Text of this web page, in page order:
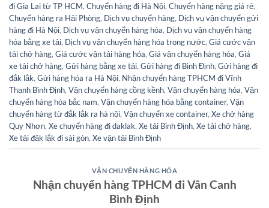
đi Gia Lai từ TP HCM, Chuyển hàng đi Hà Nội, Chuyển hàng nặng giá rẻ,
Chuyển hàng ra Hải Phòng, Dịch vụ chuyển hàng, Dịch vụ vận chuyển gửi
hàng đi Hà Nội, Dịch vụ vận chuyển hàng hóa, Dịch vụ vận chuyển hàng
hóa bằng xe tải, Dịch vụ vận chuyển hàng hóa trong nước, Giá cước vận
tải chở hàng, Giá cước vận tải hàng hóa, Giá vận chuyển hàng hóa, Giá
xe tải chở hàng, Gửi hàng bằng xe tải, Gửi hàng đi Bình Định, Gửi hàng đi
đắk lắk, Gửi hàng hóa ra Hà Nội, Nhận chuyển hàng TPHCM đi Vĩnh
Thạnh Bình Định, Vận chuyển hàng cồng kềnh, Vận chuyển hàng hóa, Vận
chuyển hàng hóa bắc nam, Vận chuyển hàng hóa bằng container, Vận
chuyển hàng từ đắk lắk ra hà nội, Vận chuyển xe container, Xe chở hàng
Quy Nhơn, Xe chuyển hàng đi daklak, Xe tải Bình Định, Xe tải chở hàng,
Xe tải đăk lắk đi sài gòn, Xe vận tải Bình Định
VẬN CHUYỂN HÀNG HÓA
Nhận chuyển hàng TPHCM đi Vân Canh
Bình Định